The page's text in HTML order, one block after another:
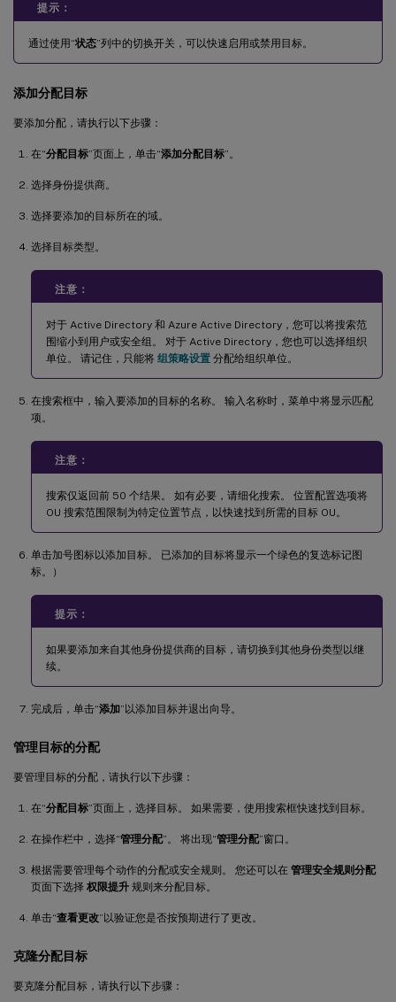
提示：
通过使用“状态”列中的切换开关，可以快速启用或禁用目标。
添加分配目标
要添加分配，请执行以下步骤：
在“分配目标”页面上，单击“添加分配目标”。
选择身份提供商。
选择要添加的目标所在的域。
选择目标类型。
注意：
对于 Active Directory 和 Azure Active Directory，您可以将搜索范
围缩小到用户或安全组。 对于 Active Directory，您也可以选择组织
单位。 请记住，只能将 组策略设置 分配给组织单位。
在搜索框中，输入要添加的目标的名称。 输入名称时，菜单中将显示匹配
项。
注意：
搜索仅返回前 50 个结果。 如有必要，请细化搜索。 位置配置选项将
OU 搜索范围限制为特定位置节点，以快速找到所需的目标 OU。
单击加号图标以添加目标。 已添加的目标将显示一个绿色的复选标记图
标。）
提示：
如果要添加来自其他身份提供商的目标，请切换到其他身份类型以继
续。
完成后，单击“添加”以添加目标并退出向导。
管理目标的分配
要管理目标的分配，请执行以下步骤：
在“分配目标”页面上，选择目标。 如果需要，使用搜索框快速找到目标。
在操作栏中，选择“管理分配”。 将出现“管理分配”窗口。
根据需要管理每个动作的分配或安全规则。 您还可以在 管理安全规则分配
页面下选择 权限提升 规则来分配目标。
单击“查看更改”以验证您是否按预期进行了更改。
克隆分配目标
要克隆分配目标，请执行以下步骤：